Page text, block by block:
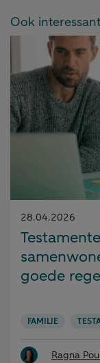
Ook interessant
Gepubliceerd
op:
28.04.2026
goede
FAMILIE
Ragna